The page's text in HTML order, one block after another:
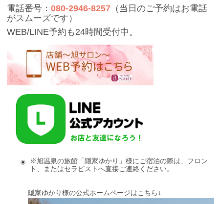
電話番号： 080-2946-8257 （当日のご予約はお電話
がスムーズです）
WEB/LINE予約も24時間受付中。
※旭温泉の旅館「隠家ゆかり」様にご宿泊の際は、フロン
ト、またはセラピストへ直接ご連絡ください。
隠家ゆかり様の公式ホームページはこちら↓